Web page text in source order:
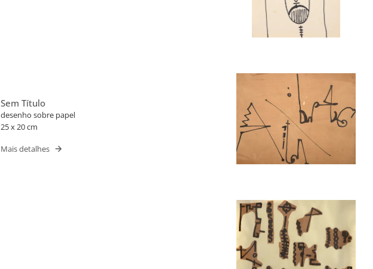
Sem Título
desenho sobre papel
25 x 20 cm
Mais detalhes